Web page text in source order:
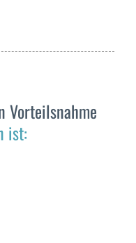
Vorteilsnahme
ist: